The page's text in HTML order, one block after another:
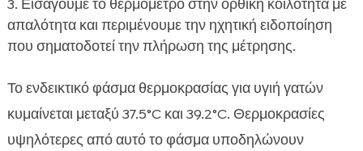
Εισάγουμε το θερμόμετρο στην ορθική κοιλότητα με
απαλότητα και περιμένουμε την ηχητική ειδοποίηση
που σηματοδοτεί την πλήρωση της μέτρησης.
Το ενδεικτικό φάσμα θερμοκρασίας για υγιή γατών
κυμαίνεται μεταξύ 37.5°C και 39.2°C. Θερμοκρασίες
υψηλότερες από αυτό το φάσμα υποδηλώνουν